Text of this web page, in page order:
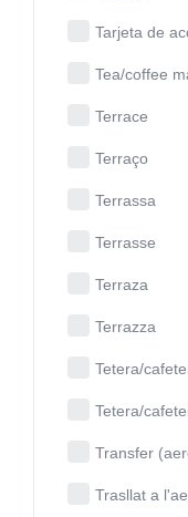
Tarjeta de
Tea/coffee
Terrace
Terraço
Terrassa
Terrasse
Terraza
Terrazza
Tetera/
Tetera/
Transfer
Trasllat a